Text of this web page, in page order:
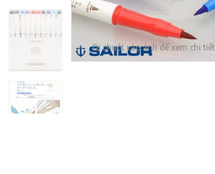
Di chuột vào ảnh để xem chi tiết